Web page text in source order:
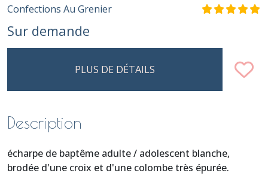
Confections Au Grenier
Sur demande
PLUS DE DÉTAILS
Description
écharpe de baptême adulte / adolescent blanche,
brodée d'une croix et d'une colombe très épurée.